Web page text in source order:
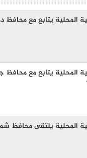
المحلية يتابع مع
المحلية يتابع مع
المحلية يلتقى محافظ